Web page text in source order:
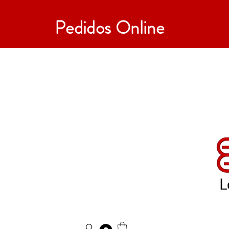
Pedidos Online